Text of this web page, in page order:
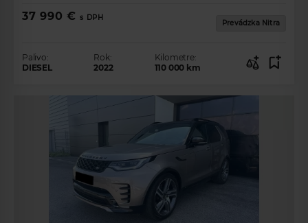
37 990 € s DPH
Prevádzka Nitra
Palivo:
DIESEL
Rok:
2022
Kilometre:
110 000 km